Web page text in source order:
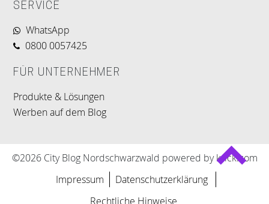
SERVICE
WhatsApp
0800 0057425
FÜR UNTERNEHMER
Produkte & Lösungen
Werben auf dem Blog
©2026 City Blog Nordschwarzwald powered by krick.com
Impressum
Datenschutzerklärung
Rechtliche Hinweise